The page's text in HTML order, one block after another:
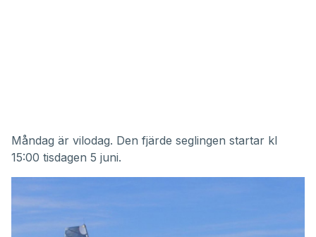
Måndag är vilodag. Den fjärde seglingen startar kl
15:00 tisdagen 5 juni.